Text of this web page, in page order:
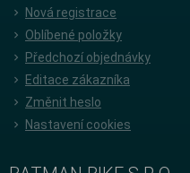
Nová registrace
Oblíbené položky
Předchozí objednávky
Editace zákazníka
Změnit heslo
Nastavení cookies